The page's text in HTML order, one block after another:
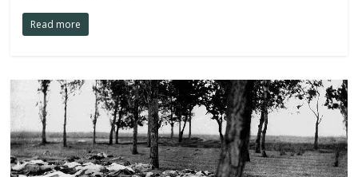
Read more